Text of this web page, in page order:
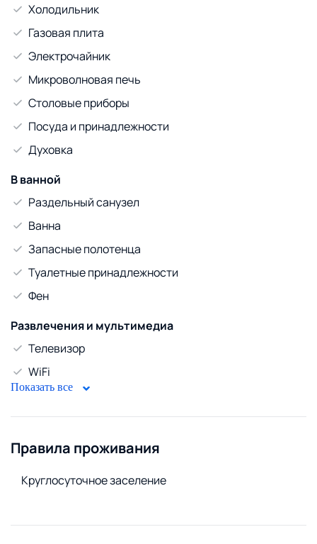
Холодильник
Газовая плита
Электрочайник
Микроволновая печь
Столовые приборы
Посуда и принадлежности
Духовка
В ванной
Раздельный санузел
Ванна
Запасные полотенца
Туалетные принадлежности
Фен
Развлечения и мультимедиа
Телевизор
WiFi
Стирка и белье
Утюг
Сушилка для белья
Показать все
Правила проживания
Круглосуточное заселение